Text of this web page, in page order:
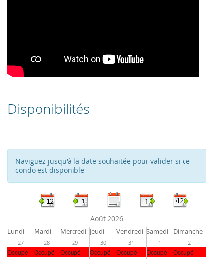
Disponibilités
Naviguez jusqu'à la date souhaitée pour valider si ce
condo est disponible
Août 2026
Lundi Mardi Mercredi Jeudi Vendredi Samedi Dimanche
27
Occupé
28
Occupé
29
Occupé
30
Occupé
31
Occupé
1
Occupé
2
Occupé